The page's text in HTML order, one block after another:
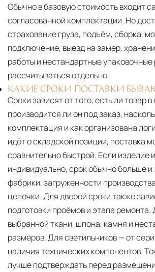
Обычно в базовую стоимость входит
согласованной комплектации. Но
страхование груза, подъём, сборка,
подключение, выезд на замер,
работы и нестандартные
рассчитываться отдельно.
КАКИЕ СРОКИ ПОСТАВКИ
Сроки зависят от того, есть ли товар
производится ли он под заказ,
комплектация и как организована
идёт о складской позиции, поставка
сравнительно быстрой. Если изделие
индивидуально, срок обычно больше и
фабрики, загруженности
цепочки. Для дверей сроки также
подготовки проёмов и этапа
выбранной ткани, шпона, камня и
размеров. Для светильников — от
наличия технических компонентов.
лучше подтверждать перед